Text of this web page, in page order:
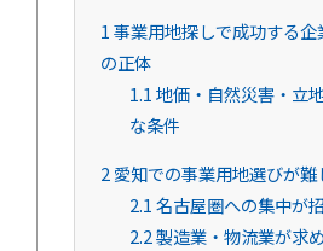
1事業用地探しで成功する
の正体
1.1地価・自然災害・立
な条件
2愛知での事業用地選びが難
2.1名古屋圏への集中が
2.2製造業・物流業が求